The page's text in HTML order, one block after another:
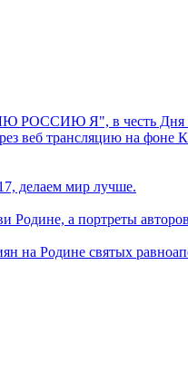
РОССИЮ Я", в честь Дня
веб трансляцию на фоне
делаем мир лучше.
Родине, а портреты
на Родине святых